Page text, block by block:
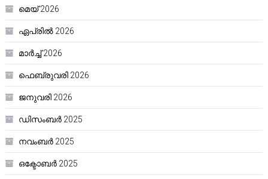
മെയ്‌ 2026
ഏപ്രിൽ 2026
മാർച്ച്‌ 2026
ഫെബ്രുവരി 2026
ജനുവരി 2026
ഡിസംബർ 2025
നവംബർ 2025
ഒക്ടോബർ 2025